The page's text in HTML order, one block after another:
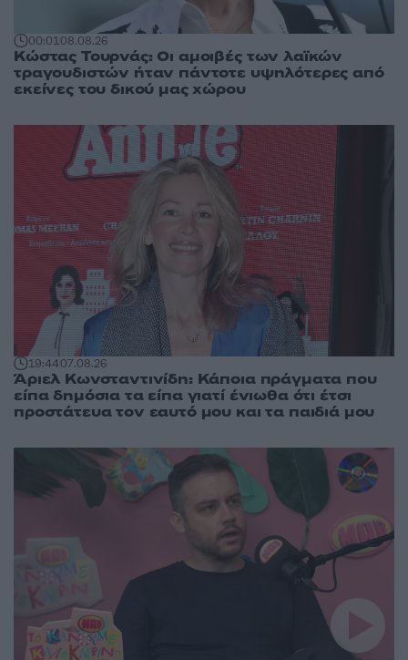
00:0108.08.26
Κώστας Τουρνάς: Οι αμοιβές των λαϊκών
τραγουδιστών ήταν πάντοτε υψηλότερες από
εκείνες του δικού μας χώρου
19:4407.08.26
Άριελ Κωνσταντινίδη: Κάποια πράγματα που
είπα δημόσια τα είπα γιατί ένιωθα ότι έτσι
προστάτευα τον εαυτό μου και τα παιδιά μου